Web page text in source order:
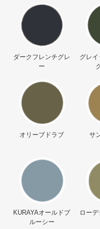
ダークフレンチグレ
ー
グレイ
オリーブドラブ サ
KURAYAオールドブ
ルーシー
ロー